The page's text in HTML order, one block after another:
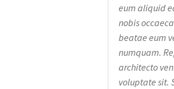
eum aliquid
nobis
beatae eum
numquam.
architecto
voluptate sit.